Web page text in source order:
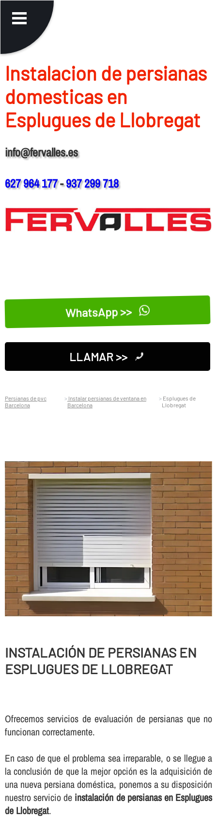
Instalacion de persianas
domesticas en
Esplugues de Llobregat
info@fervalles.es
627 964 177-937 299 718
WhatsApp >>
LLAMAR >>
Persianas de pvc
Barcelona
Instalar persianas de ventana en
Barcelona
Esplugues de
Llobregat
INSTALACIÓN DE PERSIANAS EN
ESPLUGUES DE LLOBREGAT
Ofrecemos servicios de evaluación de persianas que no
funcionan correctamente.
En caso de que el problema sea irreparable, o se llegue a
la conclusión de que la mejor opción es la adquisición de
una nueva persiana doméstica, ponemos a su disposición
nuestro servicio de instalación de persianas en Esplugues
de Llobregat.